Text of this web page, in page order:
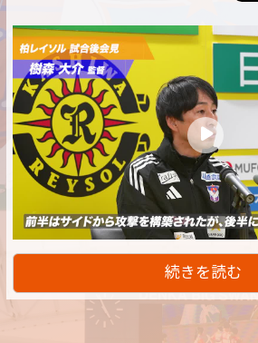
続きを読む